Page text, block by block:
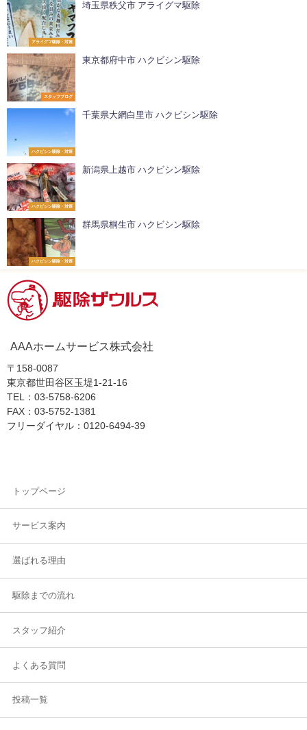
アライグマ駆除・対策
埼玉県秩父市 アライグマ駆除
スタッフブログ
東京都府中市 ハクビシン駆除
ハクビシン駆除・対策
千葉県大網白里市 ハクビシン駆除
ハクビシン駆除・対策
新潟県上越市 ハクビシン駆除
ハクビシン駆除・対策
群馬県桐生市 ハクビシン駆除
AAAホームサービス株式会社
〒158-0087
東京都世田谷区玉堤1-21-16
TEL：03-5758-6206
FAX：03-5752-1381
フリーダイヤル：0120-6494-39
トップページ
サービス案内
選ばれる理由
駆除までの流れ
スタッフ紹介
よくある質問
投稿一覧